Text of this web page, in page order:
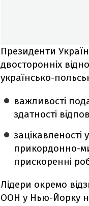
Президенти
двосторонніх
українсько-
важливості
здатності
зацікавленості
прикордонно-
прискоренні
Лідери окремо
ООН у Нью-Йорку